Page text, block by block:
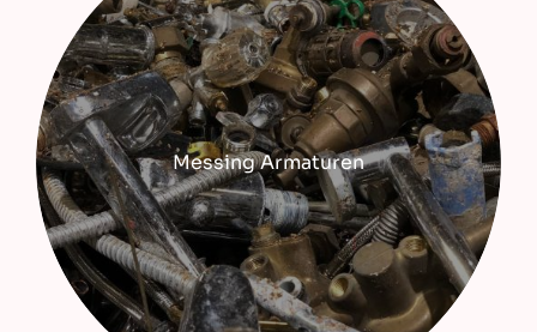
Messing Armaturen